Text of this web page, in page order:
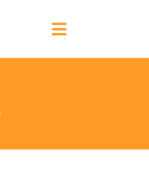
Toggle
Navigation